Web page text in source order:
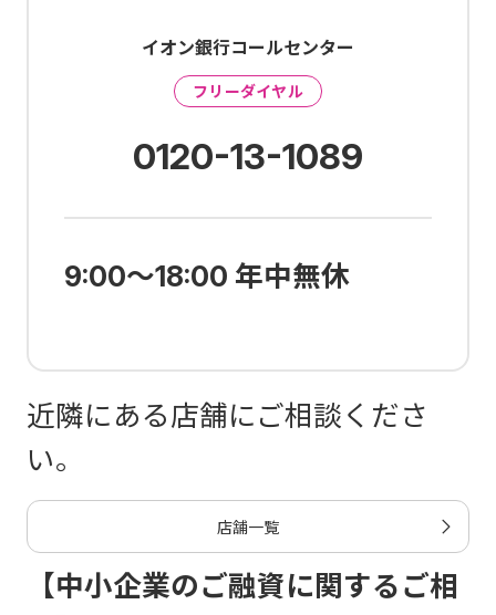
イオン銀行コールセンター
フリーダイヤル
0120-13-1089
9:00～18:00 年中無休
近隣にある店舗にご相談くださ
い。
店舗一覧
【中小企業のご融資に関するご相